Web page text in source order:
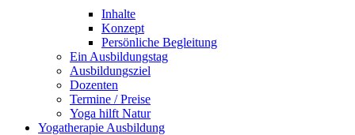
Inhalte
Konzept
Persönliche Begleitung
Ein Ausbildungstag
Ausbildungsziel
Dozenten
Termine / Preise
Yoga hilft Natur
Yogatherapie Ausbildung